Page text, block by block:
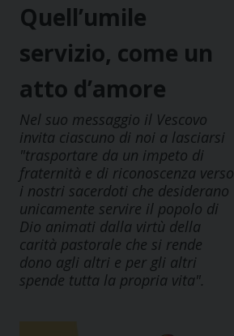
Quell’umile
servizio, come un
atto d’amore
Nel suo messaggio il Vescovo
invita ciascuno di noi a lasciarsi
"trasportare da un impeto di
fraternità e di riconoscenza verso
i nostri sacerdoti che desiderano
unicamente servire il popolo di
Dio animati dalla virtù della
carità pastorale che si rende
dono agli altri e per gli altri
spende tutta la propria vita".